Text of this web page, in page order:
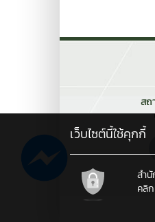
สถ
เว็บไซต์นี้ใช้คุกกี้
สำนั
คลิ